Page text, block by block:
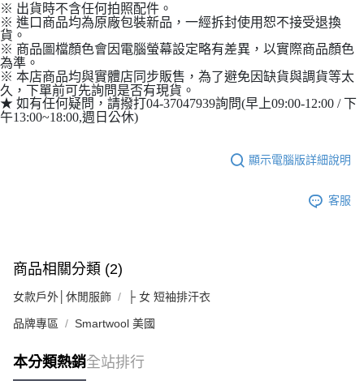
※ 出貨時不含任何拍照配件。
※ 進口商品均為原廠包裝新品，一經拆封使用恕不接受退換
貨。
※ 商品圖檔顏色會因電腦螢幕設定略有差異，以實際商品顏色
為準。
※ 本店商品均與實體店同步販售，為了避免因缺貨與調貨等太
久，下單前可先詢問是否有現貨。
★ 如有任何疑問，請撥打04-37047939詢問(早上09:00-12:00 / 下
午13:00~18:00,週日公休)
顯示電腦版詳細說明
客服
商品相關分類 (2)
女款戶外│休閒服飾 ├ 女 短袖排汗衣
品牌專區 Smartwool 美國
本分類熱銷全站排行